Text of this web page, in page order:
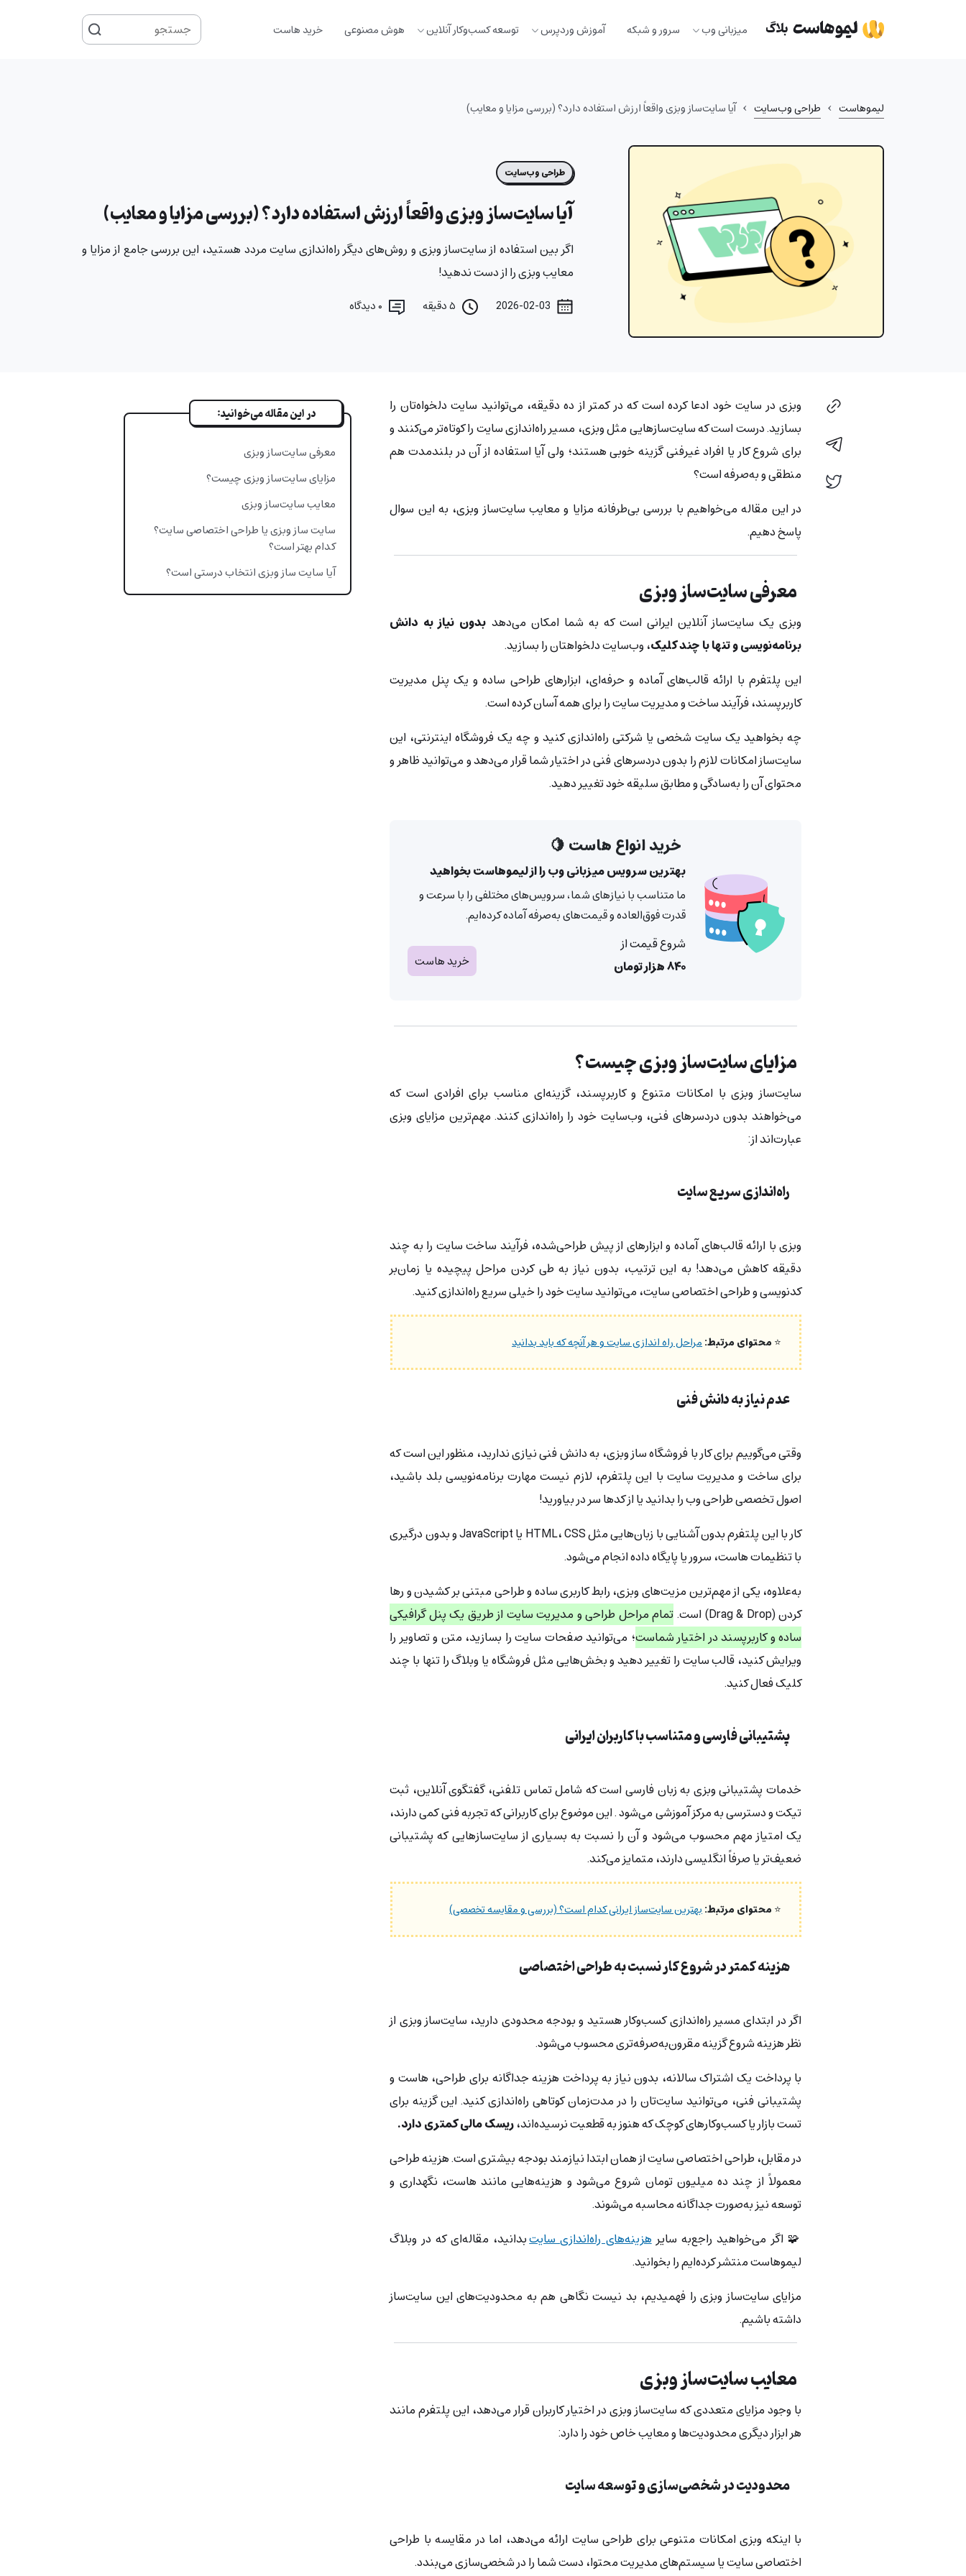
میزبانی وب سرور و شبکه آموزش وردپرس توسعه کسب‌وکار آنلاین هوش مصنوعی خرید هاست
جستجو
برای
لیموهاست › طراحی وب‌سایت › آیا سایت‌ساز وبزی واقعاً ارزش استفاده دارد؟ (بررسی مزایا و معایب)
طراحی وب‌سایت
آیا سایت‌ساز وبزی واقعاً ارزش استفاده دارد؟ (بررسی مزایا و معایب)
اگر بین استفاده از سایت‌ساز وبزی و روش‌های دیگر راه‌اندازی سایت مردد هستید، این بررسی جامع از مزایا و
معایب وبزی را از دست ندهید!
دیدگاه
وبزی در سایت خود ادعا کرده است که در کمتر از ده دقیقه، می‌توانید سایت دلخواه‌تان را
بسازید. درست است که سایت‌سازهایی مثل وبزی، مسیر راه‌اندازی سایت را کوتاه‌تر می‌کنند و
برای شروع کار یا افراد غیرفنی گزینه خوبی هستند؛ ولی آیا استفاده از آن در بلندمدت هم
منطقی و به‌صرفه است؟
در این مقاله می‌خواهیم با بررسی بی‌طرفانه مزایا و معایب سایت‌ساز وبزی، به این سوال
پاسخ دهیم.
معرفی سایت‌ساز وبزی
وبزی یک سایت‌ساز آنلاین ایرانی است که به شما امکان می‌دهد بدون نیاز به دانش
برنامه‌نویسی و تنها با چند کلیک، وب‌سایت دلخواهتان را بسازید.
این پلتفرم با ارائه قالب‌های آماده و حرفه‌ای، ابزارهای طراحی ساده و یک پنل مدیریت
کاربرپسند، فرآیند ساخت و مدیریت سایت را برای همه آسان کرده است.
چه بخواهید یک سایت شخصی یا شرکتی راه‌اندازی کنید و چه یک فروشگاه اینترنتی، این
سایت‌ساز امکانات لازم را بدون دردسرهای فنی در اختیار شما قرار می‌دهد و می‌توانید ظاهر و
محتوای آن را به‌سادگی و مطابق سلیقه خود تغییر دهید.
خرید انواع هاست 🍋
بهترین سرویس میزبانی وب را از لیموهاست بخواهید
ما متناسب با نیازهای شما، سرویس‌های مختلفی را با سرعت و
قدرت فوق‌العاده و قیمت‌های به‌صرفه آماده کرده‌ایم.
شروع قیمت از
۸۴۰ هزار تومان
خرید هاست
مزایای سایت‌ساز وبزی چیست؟
سایت‌ساز وبزی با امکانات متنوع و کاربرپسند، گزینه‌ای مناسب برای افرادی است که
می‌خواهند بدون دردسرهای فنی، وب‌سایت خود را راه‌اندازی کنند. مهم‌ترین مزایای وبزی
عبارت‌اند از:
راه‌اندازی سریع سایت
وبزی با ارائه قالب‌های آماده و ابزارهای از پیش طراحی‌شده، فرآیند ساخت سایت را به چند
دقیقه کاهش می‌دهد! به این ترتیب، بدون نیاز به طی کردن مراحل پیچیده یا زمان‌بر
کدنویسی و طراحی اختصاصی سایت، می‌توانید سایت خود را خیلی سریع راه‌اندازی کنید.
⭐محتوای مرتبط:مراحل راه اندازی سایت و هر آنچه که باید بدانید
عدم نیاز به دانش فنی
وقتی می‌گوییم برای کار با فروشگاه ساز وبزی، به دانش فنی نیازی ندارید، منظور این است که
برای ساخت و مدیریت سایت با این پلتفرم، لازم نیست مهارت برنامه‌نویسی بلد باشید،
اصول تخصصی طراحی وب را بدانید یا از کدها سر در بیاورید!
کار با این پلتفرم بدون آشنایی با زبان‌هایی مثل HTML، CSS یا JavaScript و بدون درگیری
با تنظیمات هاست، سرور یا پایگاه داده انجام می‌شود.
به‌علاوه، یکی از مهم‌ترین مزیت‌های وبزی، رابط کاربری ساده و طراحی مبتنی بر کشیدن و رها
کردن (Drag & Drop) است.
تمام مراحل طراحی و مدیریت سایت از طریق یک پنل گرافیکی
ساده و کاربرپسند در اختیار شماست؛ می‌توانید صفحات سایت را بسازید، متن و تصاویر را
ویرایش کنید، قالب سایت را تغییر دهید و بخش‌هایی مثل فروشگاه یا وبلاگ را تنها با چند
کلیک فعال کنید.
پشتیبانی فارسی و متناسب با کاربران ایرانی
خدمات پشتیبانی وبزی به زبان فارسی‌ است که شامل تماس تلفنی، گفتگوی آنلاین، ثبت
تیکت و دسترسی به مرکز آموزشی می‌شود . این موضوع برای کاربرانی که تجربه فنی کمی دارند،
یک امتیاز مهم محسوب می‌شود و آن را نسبت به بسیاری از سایت‌سازهایی که پشتیبانی
ضعیف‌تر یا صرفاً انگلیسی دارند، متمایز می‌کند.
⭐محتوای مرتبط:بهترین سایت‌ساز ایرانی کدام است؟ (بررسی و مقایسه تخصصی)
هزینه کمتر در شروع کار نسبت به طراحی اختصاصی
اگر در ابتدای مسیر راه‌اندازی کسب‌وکار هستید و بودجه محدودی دارید، سایت‌ساز وبزی از
نظر هزینه شروع گزینه مقرون‌به‌صرفه‌تری محسوب می‌شود.
با پرداخت یک اشتراک سالانه، بدون نیاز به پرداخت هزینه جداگانه برای طراحی، هاست و
پشتیبانی فنی، می‌توانید سایت‌تان را در مدت‌زمان کوتاهی راه‌اندازی کنید. این گزینه برای
تست بازار یا کسب‌وکارهای کوچک که هنوز به قطعیت نرسیده‌اند،ریسک مالی کمتری دارد.
در مقابل، طراحی اختصاصی سایت از همان ابتدا نیازمند بودجه بیشتری است. هزینه طراحی
معمولاً از چند ده میلیون تومان شروع می‌شود و هزینه‌هایی مانند هاست، نگهداری و
توسعه نیز به‌صورت جداگانه محاسبه می‌شوند.
🧩 اگر می‌خواهید راجع‌به سایرهزینه‌‌های راه‌اندازی سایتبدانید، مقاله‌ای که در وبلاگ
لیموهاست منتشر کرده‌ایم را بخوانید.
مزایای سایت‌ساز وبزی را فهمیدیم، بد نیست نگاهی هم به محدودیت‌های این سایت‌ساز
داشته باشیم.
معایب سایت‌ساز وبزی
با وجود مزایای متعددی که سایت‌ساز وبزی در اختیار کاربران قرار می‌دهد، این پلتفرم مانند
هر ابزار دیگری محدودیت‌ها و معایب خاص خود را دارد:
محدودیت در شخصی‌سازی و توسعه سایت
با اینکه وبزی امکانات متنوعی برای طراحی سایت ارائه می‌دهد، اما در مقایسه با طراحی
اختصاصی سایت یا سیستم‌های مدیریت محتوا، دست شما را در شخصی‌سازی می‌بندد.
در این مقاله می‌خوانید:
معرفی سایت‌ساز وبزی
مزایای سایت‌ساز وبزی چیست؟
معایب سایت‌ساز وبزی
سایت ساز وبزی یا طراحی اختصاصی سایت؟
کدام بهتر است؟
آیا سایت ساز وبزی انتخاب درستی است؟